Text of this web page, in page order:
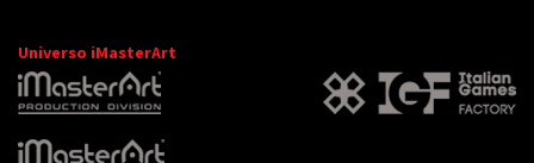
Universo iMasterArt